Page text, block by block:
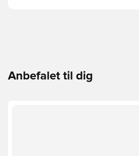
Anbefalet til dig